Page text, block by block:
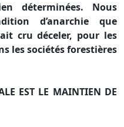
déterminées. Nous
d’anarchie que
cru déceler, pour les
les sociétés forestières
EST LE MAINTIEN DE